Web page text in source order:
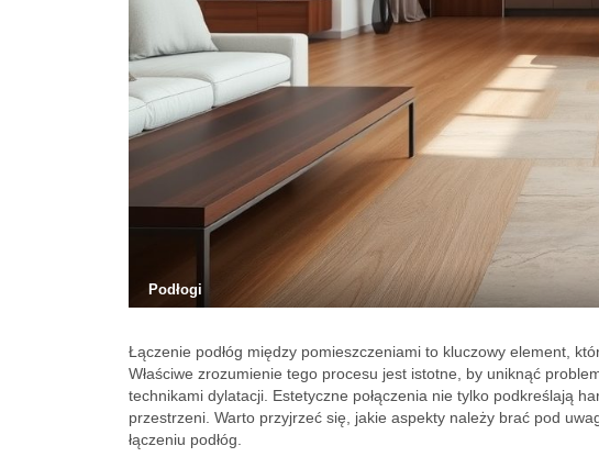
Podłogi
Łączenie podłóg między pomieszczeniami to kluczowy element,
Właściwe zrozumienie tego procesu jest istotne, by uniknąć
technikami dylatacji. Estetyczne połączenia nie tylko podkreślają
przestrzeni. Warto przyjrzeć się, jakie aspekty należy brać pod
łączeniu podłóg.